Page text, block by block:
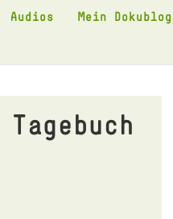
Audios Mein Dokublog